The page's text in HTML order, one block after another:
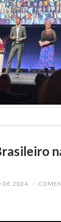
DE 2024 /